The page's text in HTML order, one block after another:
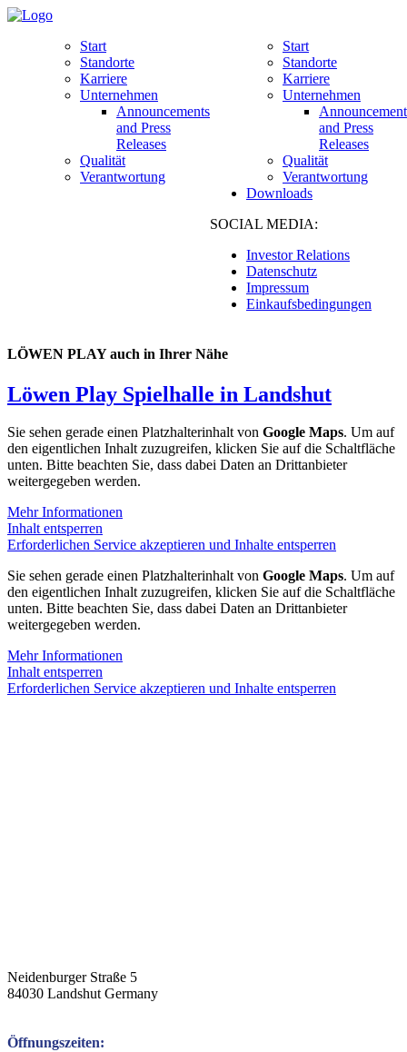
Start
Standorte
Karriere
Unternehmen
Announcements
and Press
Releases
Qualität
Verantwortung
Start
Standorte
Karriere
Unternehmen
and Press
Releases
Qualität
Verantwortung
Downloads
SOCIAL MEDIA:
Investor Relations
Datenschutz
Impressum
Einkaufsbedingungen
LÖWEN PLAY auch in Ihrer Nähe
Löwen Play Spielhalle in Landshut
Sie sehen gerade einen Platzhalterinhalt von Google Maps. Um auf
den eigentlichen Inhalt zuzugreifen, klicken Sie auf die Schaltfläche
unten. Bitte beachten Sie, dass dabei Daten an Drittanbieter
weitergegeben werden.
Mehr Informationen
Inhalt entsperren
Erforderlichen Service akzeptieren und Inhalte entsperren
Sie sehen gerade einen Platzhalterinhalt von Google Maps. Um auf
den eigentlichen Inhalt zuzugreifen, klicken Sie auf die Schaltfläche
unten. Bitte beachten Sie, dass dabei Daten an Drittanbieter
weitergegeben werden.
Mehr Informationen
Inhalt entsperren
Erforderlichen Service akzeptieren und Inhalte entsperren
Neidenburger Straße 5
84030 LandshutGermany
Öffnungszeiten: